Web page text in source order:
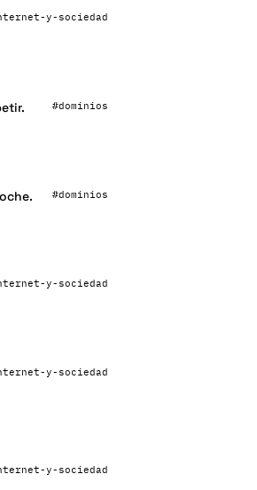
y-sociedad
#dominios
#dominios
y-sociedad
y-sociedad
y-sociedad